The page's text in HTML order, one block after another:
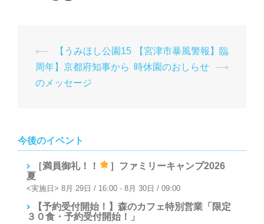
投
稿
ナ
ー
シ
ョ
ン
⟵
【うみほし公園15
周年】京都府知事から
のメッセージ
【宮津市暴風警報】臨
時休園のおしらせ
⟶
今後のイベント
［満員御礼！！
］ファミリーキャンプ2026
夏
8月 29日 / 16:00 - 8月 30日 / 09:00
【予約受付開始！】森のカフェ特別営業「限定
３０食・予約受付開始！」